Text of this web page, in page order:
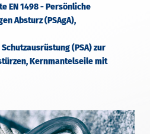
EN 1498 - Persönliche
Absturz (PSAgA),
(PSA) zur
Kernmantelseile mit